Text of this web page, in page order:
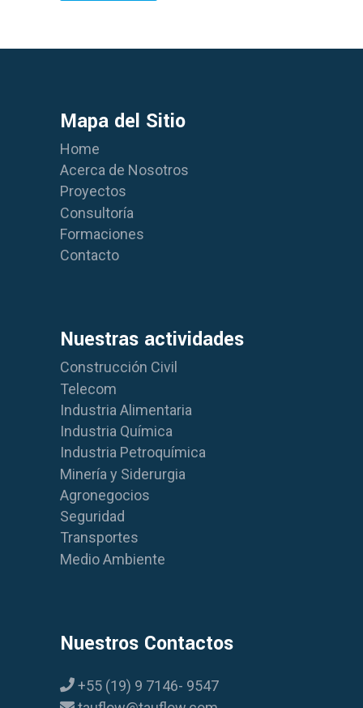
Mapa del Sitio
Home
Acerca de Nosotros
Proyectos
Consultoría
Formaciones
Contacto
Nuestras actividades
Construcción Civil
Telecom
Industria Alimentaria
Industria Química
Industria Petroquímica
Minería y Siderurgia
Agronegocios
Seguridad
Transportes
Medio Ambiente
Nuestros Contactos
+55 (19) 9 7146- 9547